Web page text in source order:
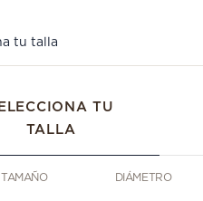
tu talla
TU
TALLA
TAMAÑO DIÁMETRO